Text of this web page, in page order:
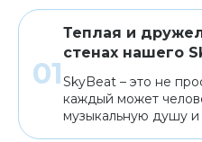
Теплая и
стенах нашего
SkyBeat – это не
каждый может
музыкальную душу и